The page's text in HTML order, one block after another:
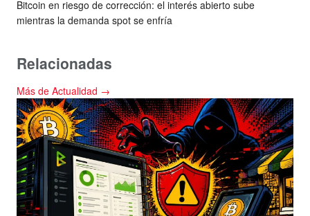
Bitcoin en riesgo de corrección: el interés abierto sube
mientras la demanda spot se enfría
Relacionadas
Más de Actualidad →